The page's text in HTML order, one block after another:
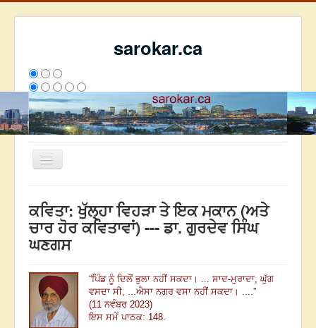
sarokar.ca
Toggle
ਰਚਨਾਵਾਂ
ਸਰੋਕਾਰ ਦੇ ਲੇਖਕ
We have 193 guests and no members online
2798530
ਇਸ ਹਫਤੇ
ਕਵਿਤਾ: ਖੁੱਲ੍ਹਾ ਵਿਹੜਾ ਤੇ ਇਕ ਮਕਾਨ (ਅਤੇ
ਚਾਰ ਹੋਰ ਕਵਿਤਾਵਾਂ) --- ਡਾ. ਗੁਰਦੇਵ ਸਿੰਘ
ਘਣਗਸ
“ਪਿੰਡ ਨੂੰ ਦਿਲੋਂ ਭੁਲਾ ਨਹੀਂ ਸਕਦਾ । ... ਸਾਦ-ਮੁਰਾਦਾ, ਘੁੱਗ
ਵਸਦਾ ਸੀ, ...ਐਸਾ ਨਗਰ ਵਸਾ ਨਹੀਂ ਸਕਦਾ । ....”
(11 ਨਵੰਬਰ 2023)
ਇਸ ਸਮੇਂ ਪਾਠਕ: 148.